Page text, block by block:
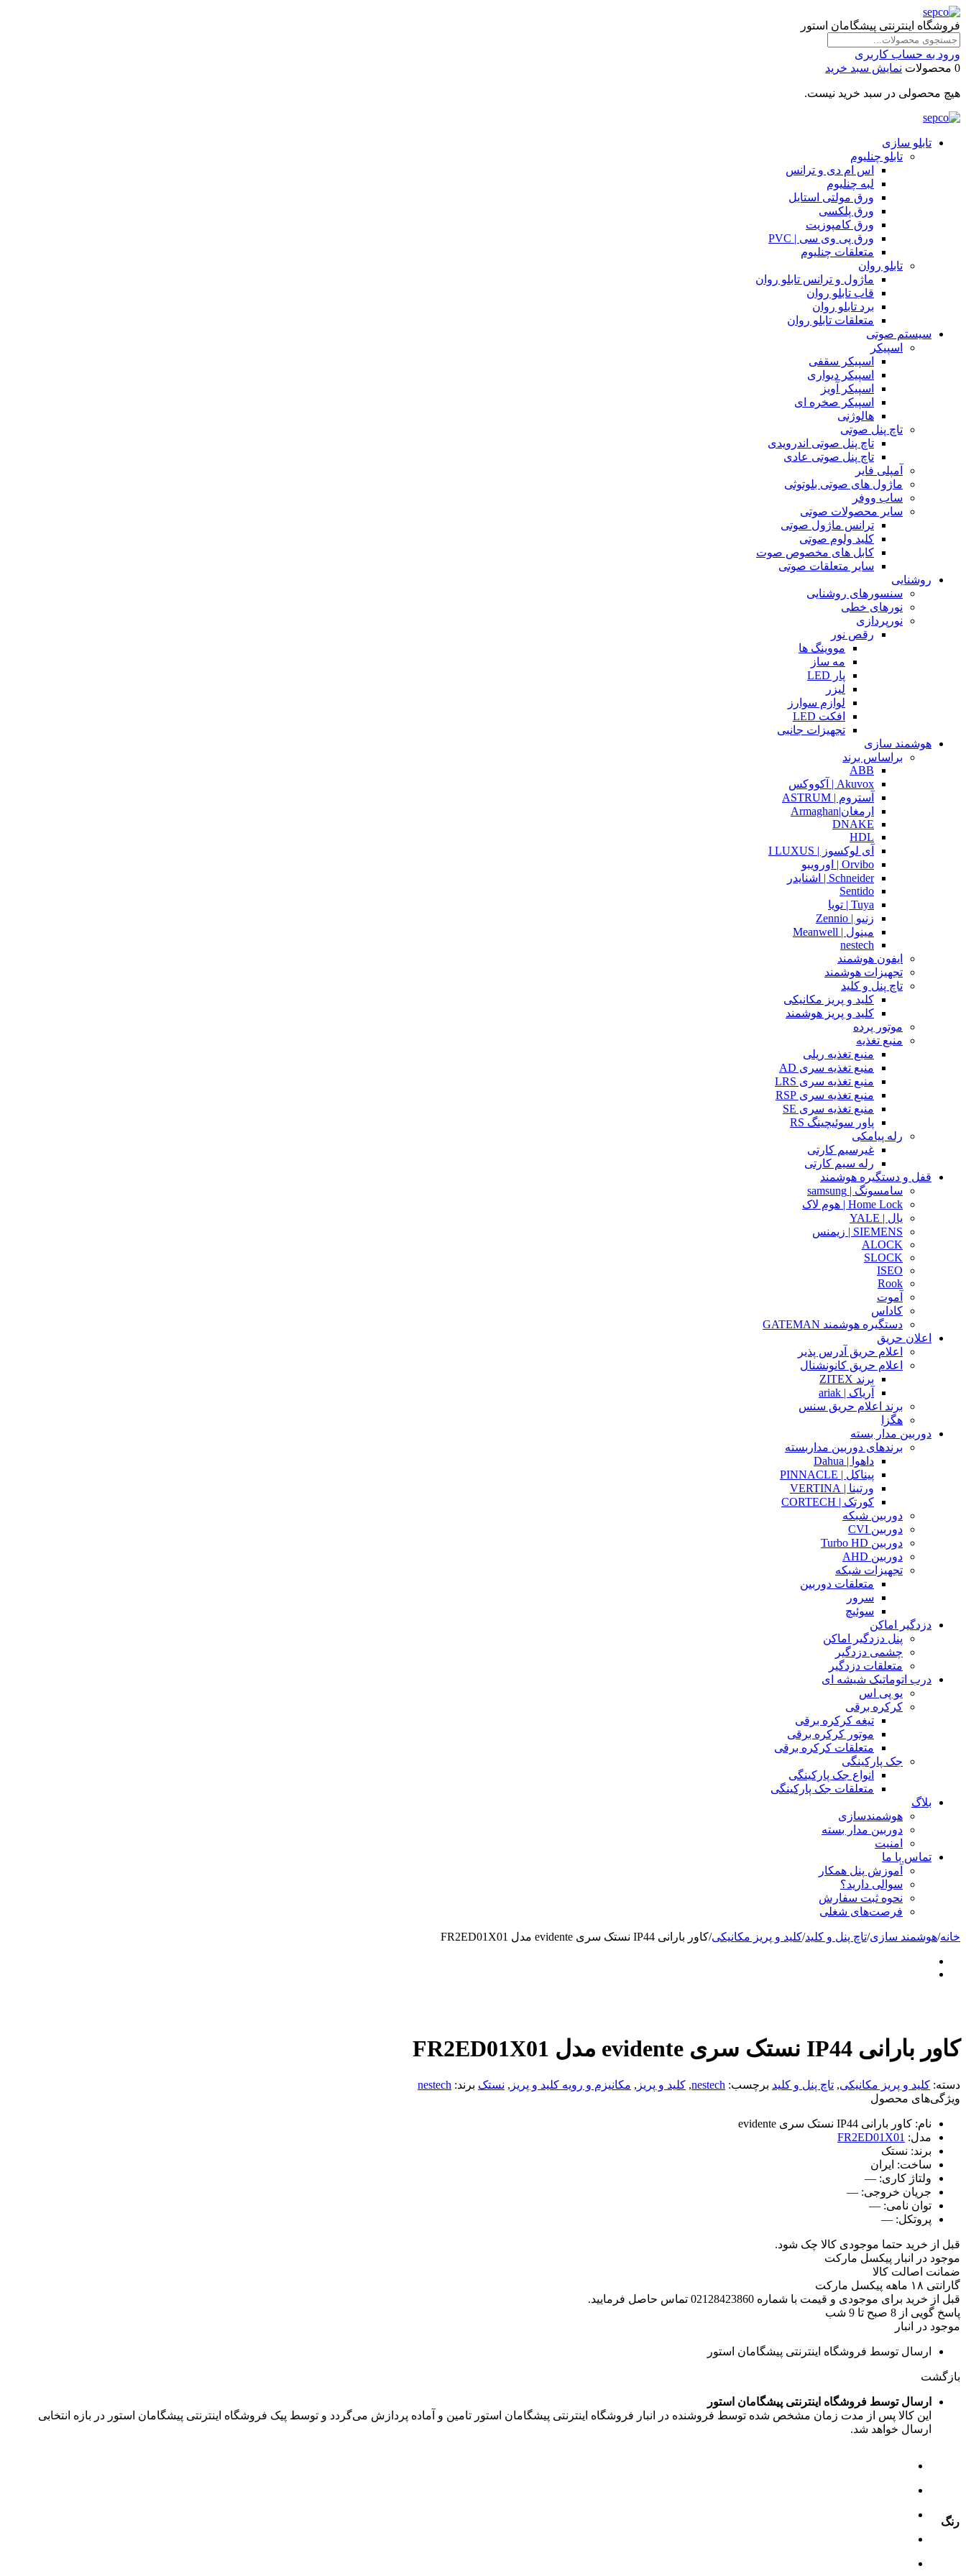
فروشگاه اینترنتی پیشگامان استور
ورود به حساب کاربری
0 محصولات
نمایش سبد خرید
هیچ محصولی در سبد خرید نیست.
تابلو سازی
تابلو چنلیوم
اس ام دی و ترانس
لبه چنلیوم
ورق مولتی استایل
ورق پلکسی
ورق کامپوزیت
ورق پی وی سی | PVC
متعلقات چنلیوم
تابلو روان
ماژول و ترانس تابلو روان
قاب تابلو روان
برد تابلو روان
متعلقات تابلو روان
سیستم صوتی
اسپیکر
اسپیکر سقفی
اسپیکر دیواری
اسپیکر آویز
اسپیکر صخره ای
هالوژنی
تاچ پنل صوتی
تاچ پنل صوتی اندرویدی
تاچ پنل صوتی عادی
آمپلی فایر
ماژول های صوتی بلوتوثی
ساب ووفر
سایر محصولات صوتی
ترانس ماژول صوتی
کلید ولوم صوتی
کابل های مخصوص صوت
سایر متعلقات صوتی
روشنایی
سنسورهای روشنایی
نورهای خطی
نورپردازی
رقص نور
مووینگ ها
مه ساز
پار LED
لیزر
لوازم سوارز
افکت LED
تجهیزات جانبی
هوشمند سازی
براساس برند
ABB
Akuvox | آکووکس
آستروم | ASTRUM
ارمغان|Armaghan
DNAKE
HDL
آی لوکسوز | I LUXUS
Orvibo | اورویبو
Schneider | اشنایدر
Sentido
Tuya | تویا
زنیو | Zennio
مینول | Meanwell
nestech
ایفون هوشمند
تجهیزات هوشمند
تاچ پنل و کلید
کلید و پریز مکانیکی
کلید و پریز هوشمند
موتور پرده
منبع تغذیه
منبع تغذیه ریلی
منبع تغذیه سری AD
منبع تغذیه سری LRS
منبع تغذیه سری RSP
منبع تغذیه سری SE
پاور سوئیچینگ RS
رله پیامکی
غیرسیم کارتی
رله سیم کارتی
قفل و دستگیره هوشمند
سامسونگ | samsung
Home Lock | هوم لاک
یال | YALE
SIEMENS | زیمنس
ALOCK
SLOCK
ISEO
Rook
آموت
کاداس
دستگیره هوشمند GATEMAN
اعلان حریق
اعلام حریق آدرس پذیر
اعلام حریق کانونشنال
برند ZITEX
آریاک | ariak
برند اعلام حریق سنس
هگزا
دوربین مدار بسته
برندهای دوربین مداربسته
داهوا | Dahua
پیناکل | PINNACLE
ورتینا | VERTINA
کورتک | CORTECH
دوربین شبکه
دوربین CVI
دوربین Turbo HD
دوربین AHD
تجهیزات شبکه
متعلقات دوربین
سرور
سوئیچ
دزدگیر اماکن
پنل دزدگیر اماکن
چشمی دزدگیر
متعلقات دزدگیر
درب اتوماتیک شیشه ای
یو پی اس
کرکره برقی
تیغه کرکره برقی
موتور کرکره برقی
متعلقات کرکره برقی
جک پارکینگی
انواع جک پارکینگی
متعلقات جک پارکینگی
بلاگ
هوشمندسازی
دوربین مدار بسته
امنیت
تماس با ما
آموزش پنل همکار
سوالی دارید؟
نحوه ثبت سفارش
فرصت‌های شغلی
خانه/هوشمند سازی/تاچ پنل و کلید/کلید و پریز مکانیکی/کاور بارانی IP44 نستک سری evidente مدل FR2ED01X01
کاور بارانی IP44 نستک سری evidente مدل FR2ED01X01
دسته: کلید و پریز مکانیکی, تاچ پنل و کلید برچسب: nestech
, کلید و پریز , مکانیزم و رویه کلید و پریز , نستک برند: nestech
ویژگی‌های محصول
نام: کاور بارانی IP44 نستک سری evidente
مدل: FR2ED01X01
برند: نستک
ساخت: ایران
ولتاژ کاری: —
جریان خروجی: —
توان نامی: —
پروتکل: —
قبل از خرید حتما موجودی کالا چک شود.
موجود در انبار پیکسل مارکت
ضمانت اصالت کالا
گارانتی ۱۸ ماهه پیکسل مارکت
قبل از خرید برای موجودی و قیمت با شماره 02128423860 تماس حاصل فرمایید.
پاسخ گویی از 8 صبح تا 9 شب
موجود در انبار
ارسال توسط فروشگاه اینترنتی پیشگامان استور
بازگشت
ارسال توسط فروشگاه اینترنتی پیشگامان استور
این کالا پس از مدت زمان مشخص شده توسط فروشنده در انبار فروشگاه اینترنتی پیشگامان استور تامین و آماده پردازش می‌گردد و توسط پیک فروشگاه اینترنتی پیشگامان استور در بازه انتخابی
ارسال خواهد شد.
رنگ